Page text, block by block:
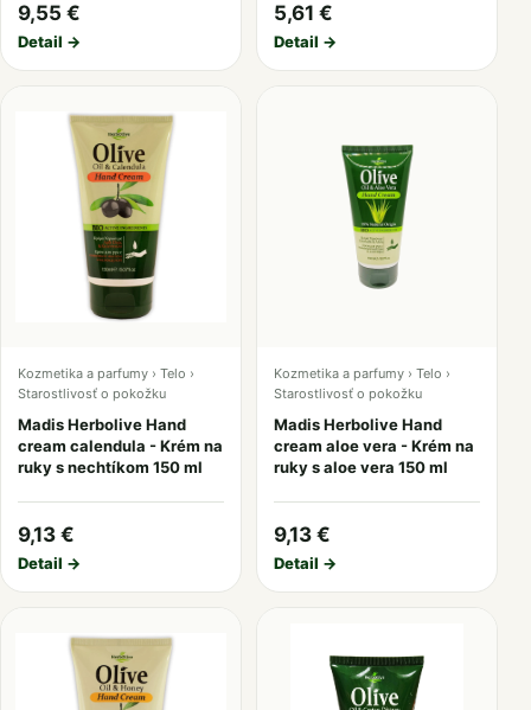
9,55 €
Detail →
5,61 €
Detail →
Kozmetika a parfumy › Telo ›
Starostlivosť o pokožku
Madis Herbolive Hand
cream calendula - Krém na
ruky s nechtíkom 150 ml
9,13 €
Detail →
Kozmetika a parfumy › Telo ›
Starostlivosť o pokožku
Madis Herbolive Hand
cream aloe vera - Krém na
ruky s aloe vera 150 ml
9,13 €
Detail →